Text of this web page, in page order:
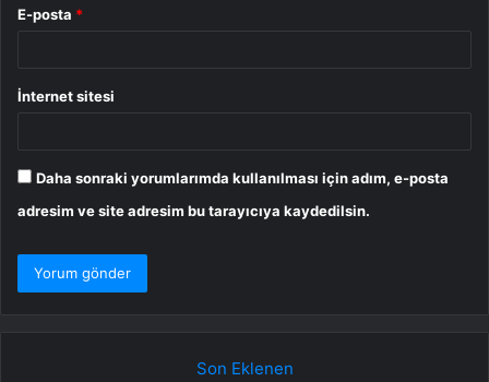
E-posta *
İnternet sitesi
Daha sonraki yorumlarımda kullanılması için adım, e-posta
adresim ve site adresim bu tarayıcıya kaydedilsin.
Son Eklenen